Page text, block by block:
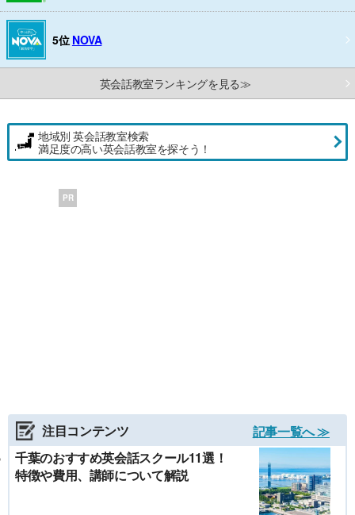
5位 NOVA
英会話教室ランキングを見る≫
地域別 英会話教室検索
満足度の高い英会話教室を探そう！
PR
注目コンテンツ
記事一覧へ ≫
千葉のおすすめ英会話スクール11選！
特徴や費用、講師について解説